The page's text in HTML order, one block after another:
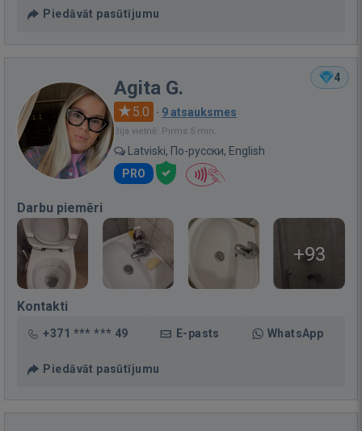
Piedāvāt pasūtījumu
4
Agita G.
5.0 · 9 atsauksmes
Bija vietnē: Pirms 5 min.
Latviski, По-русски, English
PRO
Darbu piemēri
+93
Kontakti
+371 *** *** 49 E-pasts WhatsApp
Piedāvāt pasūtījumu